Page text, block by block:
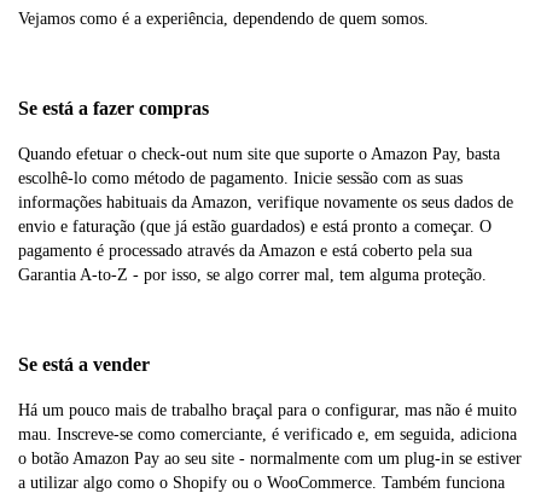
Vejamos como é a experiência, dependendo de quem somos.
Se está a fazer compras
Quando efetuar o check-out num site que suporte o Amazon Pay, basta
escolhê-lo como método de pagamento. Inicie sessão com as suas
informações habituais da Amazon, verifique novamente os seus dados de
envio e faturação (que já estão guardados) e está pronto a começar. O
pagamento é processado através da Amazon e está coberto pela sua
Garantia A-to-Z - por isso, se algo correr mal, tem alguma proteção.
Se está a vender
Há um pouco mais de trabalho braçal para o configurar, mas não é muito
mau. Inscreve-se como comerciante, é verificado e, em seguida, adiciona
o botão Amazon Pay ao seu site - normalmente com um plug-in se estiver
a utilizar algo como o Shopify ou o WooCommerce. Também funciona